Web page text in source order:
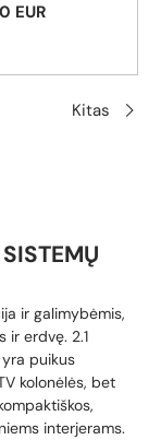
garsu.
kaina
EUR
Kitas
ir galimybėmis,
ir erdvę. 2.1
puikus
kolonėlės, bet
interjerams.